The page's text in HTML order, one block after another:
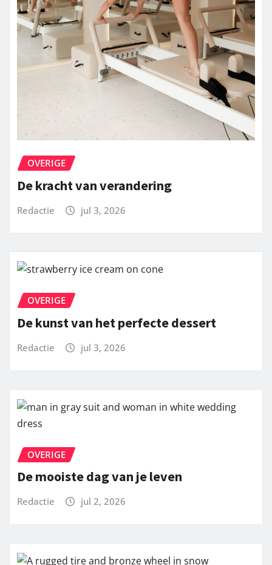
OVERIGE
De kracht van verandering
Redactie jul 3, 2026
OVERIGE
De kunst van het perfecte dessert
Redactie jul 3, 2026
OVERIGE
De mooiste dag van je leven
Redactie jul 2, 2026